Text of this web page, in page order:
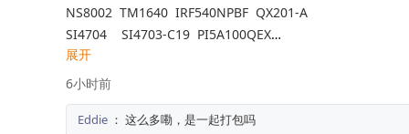
NS8002  TM1640  IRF540NPBF  QX201-A
SI4704    SI4703-C19  PI5A100QEX
NCV8402ASTT1G  AW9967DNR  IRFB4227
TM1650  TM2312  TDA7576B  CD1517CP
TL494IDR  SI4755  BD37033FV-ME2
EMP8965-33VF05GRR  TA7291SG  QX201-C
展开
6小时前
Eddie ： 这么多嘞，是一起打包吗